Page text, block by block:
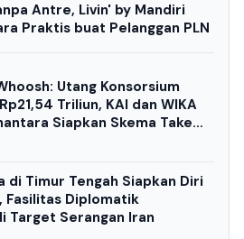
Antre, Livin' by Mandiri
Praktis buat Pelanggan PLN
Utang Konsorsium
Triliun, KAI dan WIKA
Siapkan Skema Take
di Timur Tengah Siapkan Diri
Fasilitas Diplomatik
Target Serangan Iran